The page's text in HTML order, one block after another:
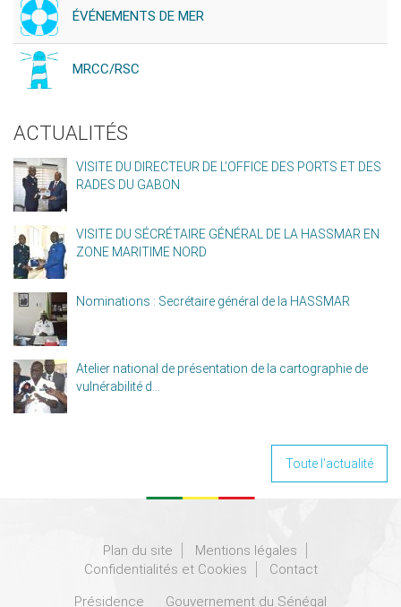
ÉVÉNEMENTS DE MER
MRCC/RSC
ACTUALITÉS
VISITE DU DIRECTEUR DE L’OFFICE DES PORTS ET DES
RADES DU GABON
VISITE DU SÉCRÉTAIRE GÉNÉRAL DE LA HASSMAR EN
ZONE MARITIME NORD
Nominations : Secrétaire général de la HASSMAR
Atelier national de présentation de la cartographie de
vulnérabilité d...
Toute l'actualité
Plan du site
Mentions légales
Confidentialités et Cookies
Contact
Présidence
Gouvernement du Sénégal